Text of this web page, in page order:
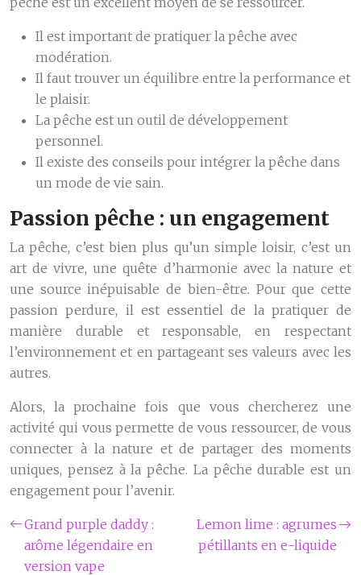
Il est important de pratiquer la pêche avec
modération.
Il faut trouver un équilibre entre la performance et
le plaisir.
La pêche est un outil de développement
personnel.
Il existe des conseils pour intégrer la pêche dans
un mode de vie sain.
Passion pêche : un engagement
La pêche, c’est bien plus qu’un simple loisir, c’est un
art de vivre, une quête d’harmonie avec la nature et
une source inépuisable de bien-être. Pour que cette
passion perdure, il est essentiel de la pratiquer de
manière durable et responsable, en respectant
l’environnement et en partageant ses valeurs avec les
autres.
Alors, la prochaine fois que vous chercherez une
activité qui vous permette de vous ressourcer, de vous
connecter à la nature et de partager des moments
uniques, pensez à la pêche. La pêche durable est un
engagement pour l’avenir.
Grand purple daddy :
arôme légendaire en
version vape
Lemon lime : agrumes
pétillants en e-liquide